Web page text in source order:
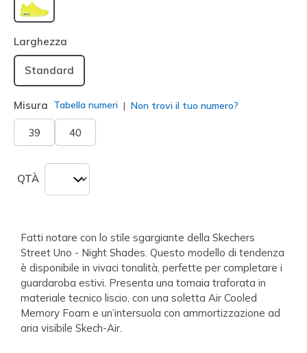
selezionato
Larghezza
Standard
Misura Tabella numeri Non trovi il tuo numero?
39 40
QTÀ
Fatti notare con lo stile sgargiante della Skechers
Street Uno - Night Shades. Questo modello di tendenza
è disponibile in vivaci tonalità, perfette per completare i
guardaroba estivi. Presenta una tomaia traforata in
materiale tecnico liscio, con una soletta Air Cooled
Memory Foam e un’intersuola con ammortizzazione ad
aria visibile Skech-Air.